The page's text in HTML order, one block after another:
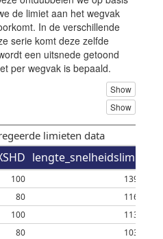
de limiet aan het wegvak
In de verschillende
serie komt deze zelfde
een uitsnede getoond
per wegvak is bepaald.
Show
Show
limieten data
lengte_snelheidslimiet
100 13922
80 11690
100 11385
80 10305